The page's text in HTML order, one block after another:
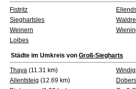
Fistritz
Sieghartsles
Weinern
Loibes
Städte im Umkreis von Groß-Siegharts
Thaya (11.31 km)
Allentsteig (12.69 km)